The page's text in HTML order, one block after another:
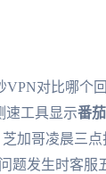
对比哪个
速工具显示番
加哥凌晨三
题发生时客服